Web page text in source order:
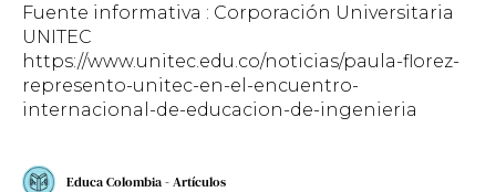
Fuente informativa : Corporación Universitaria
UNITEC
https://www.unitec.edu.co/noticias/paula-florez-
represento-unitec-en-el-encuentro-
internacional-de-educacion-de-ingenieria
Educa Colombia - Artículos